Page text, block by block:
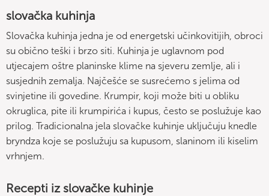
slovačka kuhinja
Slovačka kuhinja jedna je od energetski učinkovitijih, obroci
su obično teški i brzo siti. Kuhinja je uglavnom pod
utjecajem oštre planinske klime na sjeveru zemlje, ali i
susjednih zemalja. Najčešće se susrećemo s jelima od
svinjetine ili govedine. Krumpir, koji može biti u obliku
okruglica, pite ili krumpirića i kupus, često se poslužuje kao
prilog. Tradicionalna jela slovačke kuhinje uključuju knedle
bryndza koje se poslužuju sa kupusom, slaninom ili kiselim
vrhnjem.
Recepti iz slovačke kuhinje